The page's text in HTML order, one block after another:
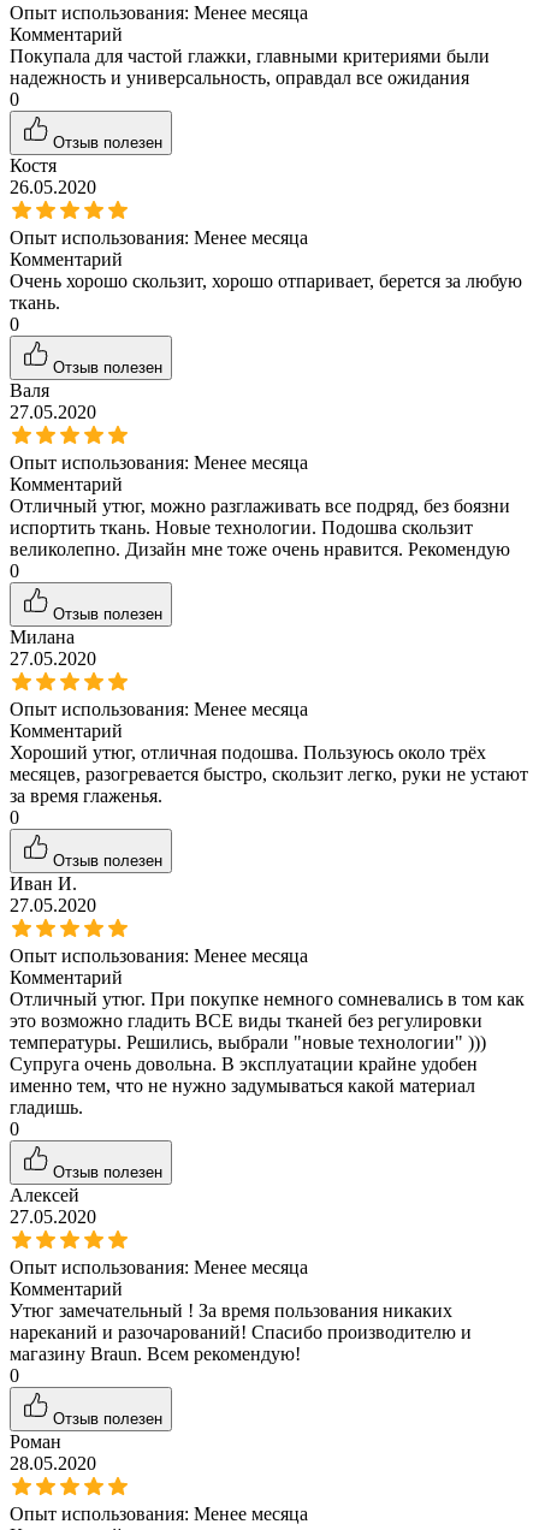
Опыт использования: Менее месяца
Комментарий
Покупала для частой глажки, главными критериями были
надежность и универсальность, оправдал все ожидания
0
Отзыв полезен
Костя
26.05.2020
Опыт использования: Менее месяца
Комментарий
Очень хорошо скользит, хорошо отпаривает, берется за любую
ткань.
0
Отзыв полезен
Валя
27.05.2020
Опыт использования: Менее месяца
Комментарий
Отличный утюг, можно разглаживать все подряд, без боязни
испортить ткань. Новые технологии. Подошва скользит
великолепно. Дизайн мне тоже очень нравится. Рекомендую
0
Отзыв полезен
Милана
27.05.2020
Опыт использования: Менее месяца
Комментарий
Хороший утюг, отличная подошва. Пользуюсь около трёх
месяцев, разогревается быстро, скользит легко, руки не устают
за время глаженья.
0
Отзыв полезен
Иван И.
27.05.2020
Опыт использования: Менее месяца
Комментарий
Отличный утюг. При покупке немного сомневались в том как
это возможно гладить ВСЕ виды тканей без регулировки
температуры. Решились, выбрали "новые технологии" )))
Супруга очень довольна. В эксплуатации крайне удобен
именно тем, что не нужно задумываться какой материал
гладишь.
0
Отзыв полезен
Алексей
27.05.2020
Опыт использования: Менее месяца
Комментарий
Утюг замечательный ! За время пользования никаких
нареканий и разочарований! Спасибо производителю и
магазину Braun. Всем рекомендую!
0
Отзыв полезен
Роман
28.05.2020
Опыт использования: Менее месяца